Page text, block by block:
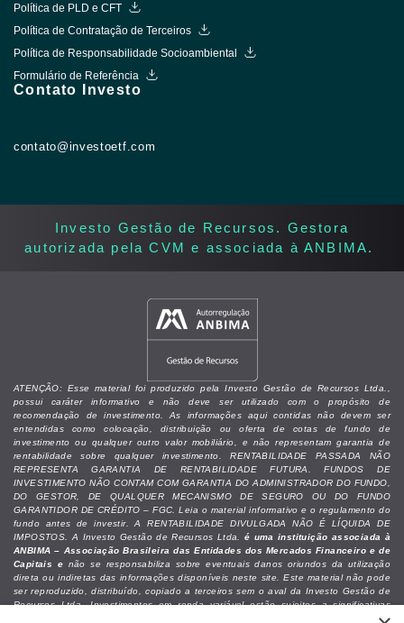
Política de PLD e CFT
Política de Contratação de Terceiros
Política de Responsabilidade Socioambiental
Formulário de Referência
Contato Investo
contato@investoetf.com
Investo Gestão de Recursos. Gestora
autorizada pela CVM e associada à ANBIMA. ​
ATENÇÃO: Esse material foi produzido pela Investo Gestão de Recursos Ltda.,
possui caráter informativo e não deve ser utilizado com o propósito de
recomendação de investimento. As informações aqui contidas não devem ser
entendidas como colocação, distribuição ou oferta de cotas de fundo de
investimento ou qualquer outro valor mobiliário, e não representam garantia de
rentabilidade sobre qualquer investimento. RENTABILIDADE PASSADA NÃO
REPRESENTA GARANTIA DE RENTABILIDADE FUTURA. FUNDOS DE
INVESTIMENTO NÃO CONTAM COM GARANTIA DO ADMINISTRADOR DO FUNDO,
DO GESTOR, DE QUALQUER MECANISMO DE SEGURO OU DO FUNDO
GARANTIDOR DE CRÉDITO – FGC. Leia o material informativo e o regulamento do
fundo antes de investir. A RENTABILIDADE DIVULGADA NÃO É LÍQUIDA DE
IMPOSTOS. A Investo Gestão de Recursos Ltda. é uma instituição associada à
ANBIMA – Associação Brasileira das Entidades dos Mercados Financeiro e de
Capitais e não se responsabiliza sobre eventuais danos oriundos da utilização
direta ou indiretas das informações disponíveis neste site. Este material não pode
ser reproduzido, distribuído, copiado a terceiros sem o aval da Investo Gestão de
Recursos Ltda. Investimentos em renda variável estão sujeitos a significativas
perdas patrimoniais do capital alocado. Recomendamos que as decisões de